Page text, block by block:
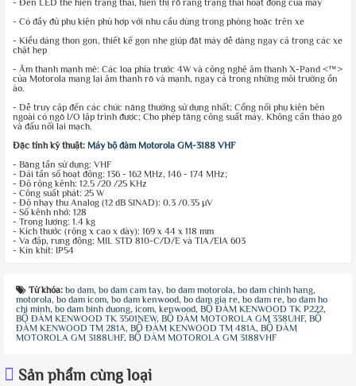
- Đèn LED thể hiện trạng thái, hiển thị rõ ràng trạng thái hoạt động của máy
- Có đầy đủ phụ kiện phù hợp với nhu cầu dùng trong phòng hoặc trên xe
- Kiểu dáng thon gọn, thiết kế gọn nhẹ giúp đặt máy dễ dàng ngay cả trong các xe
chật hẹp
- Âm thanh mạnh mẽ: Các loa phía trước 4W và công nghệ âm thanh X-Pand <™>
của Motorola mang lại âm thanh rõ và mạnh, ngay cả trong những môi trường ồn
ào.
- Dễ truy cập đến các chức năng thường sử dụng nhất; Cổng nối phụ kiện bên
ngoài có ngõ I/O lập trình được; Cho phép tăng công suất máy. Không cần tháo gõ
và đấu nối lại mạch.
Đặc tính kỹ thuật: Máy bộ đàm Motorola GM-3188 VHF
- Băng tần sử dụng: VHF
- Dải tần số hoạt động: 136 - 162 MHz, 146 - 174 MHz;
- Độ rộng kênh: 12.5 /20 /25 KHz
- Công suất phát: 25 W
- Độ nhạy thu Analog (12 dB SINAD): 0.3 /0.35 µV
- Số kênh nhớ: 128
- Trọng lượng: 1.4 kg
- Kích thước (rộng x cao x dày): 169 x 44 x 118 mm
- Va đập, rung động: MIL STD 810-C/D/E và TIA/EIA 603
- Kín khít: IP54
Từ khóa: bo dam, bo dam cam tay, bo dam motorola, bo dam chinh hang,
motorola, bo dam icom, bo dam kenwood, bo dam gia re, bo dam re, bo dam ho
chi minh, bo dam binh duong, icom, kenwood, BỘ ĐÀM KENWOOD TK P222,
BỘ ĐÀM KENWOOD TK 3501NEW, BỘ ĐÀM MOTOROLA GM 338UHF, BỘ
ĐÀM KENWOOD TM 281A, BỘ ĐÀM KENWOOD TM 481A, BỘ ĐÀM
MOTOROLA GM 3188UHF, BỘ ĐÀM MOTOROLA GM 3188VHF
Sản phẩm cùng loại